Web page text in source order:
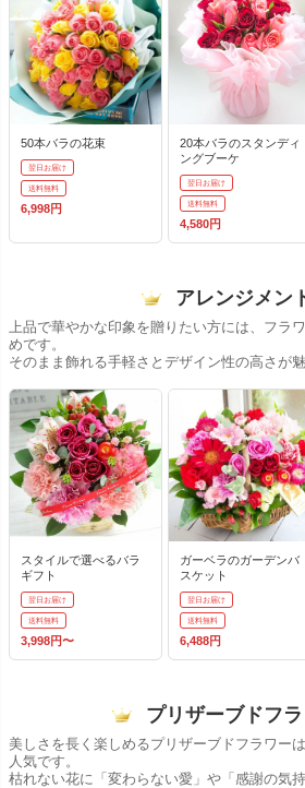
50本バラの花束
翌日お届け
送料無料
6,998円
20本バラのスタンディ
ングブーケ
翌日お届け
送料無料
4,580円
アレンジメン
上品で華やかな印象を贈りたい方には、フラ
めです。
そのまま飾れる手軽さとデザイン性の高さが魅
スタイルで選べるバラ
ギフト
翌日お届け
送料無料
3,998円〜
ガーベラのガーデンバ
スケット
翌日お届け
送料無料
6,488円
プリザーブドフ
美しさを長く楽しめるプリザーブドフラワー
人気です。
枯れない花に「変わらない愛」や「感謝の気持